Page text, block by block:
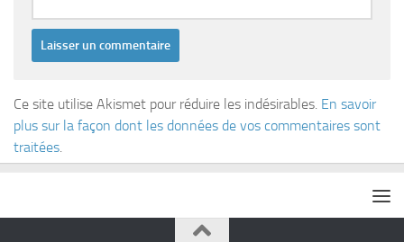
Ce site utilise Akismet pour réduire les indésirables. En savoir
plus sur la façon dont les données de vos commentaires sont
traitées.